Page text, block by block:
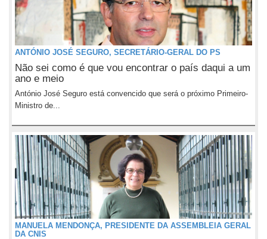
ANTÓNIO JOSÉ SEGURO, SECRETÁRIO-GERAL DO PS
Não sei como é que vou encontrar o país daqui a um
ano e meio
António José Seguro está convencido que será o próximo Primeiro-
Ministro de...
MANUELA MENDONÇA, PRESIDENTE DA ASSEMBLEIA GERAL
DA CNIS